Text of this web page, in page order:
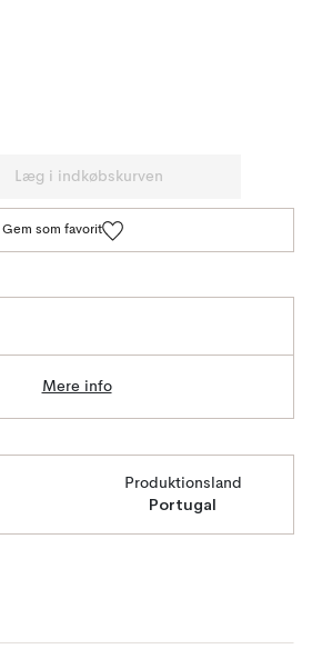
Læg i indkøbskurven
Gem som favorit
Mere info
Produktionsland
Portugal